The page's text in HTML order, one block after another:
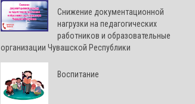
Снижение документационной
нагрузки на педагогических
работников и образовательные
организации Чувашской Республики
Воспитание